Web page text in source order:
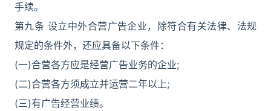
手续。
第九条 设立中外合营广告企业，除符合有关法律、法规
规定的条件外，还应具备以下条件：
(一)合营各方应是经营广告业务的企业;
(二)合营各方须成立并运营二年以上;
(三)有广告经营业绩。